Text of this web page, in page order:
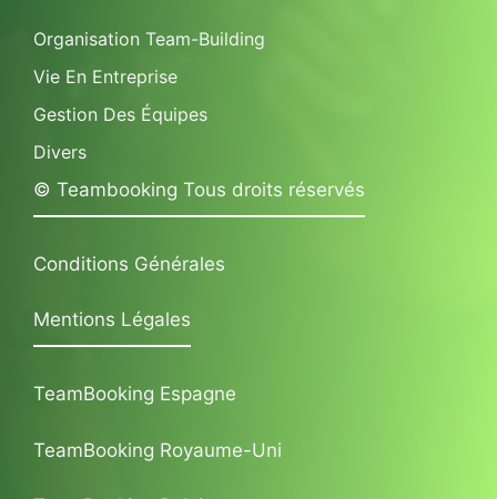
Organisation Team-Building
Vie En Entreprise
Gestion Des Équipes
Divers
© Teambooking Tous droits réservés
Conditions Générales
Mentions Légales
TeamBooking Espagne
TeamBooking Royaume-Uni